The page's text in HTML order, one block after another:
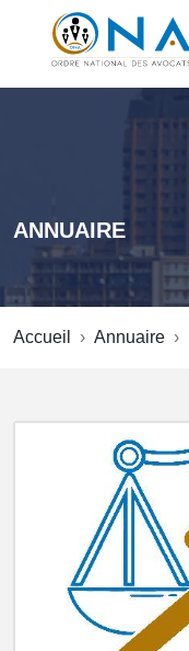
ANNUAIRE
Accueil Annuaire